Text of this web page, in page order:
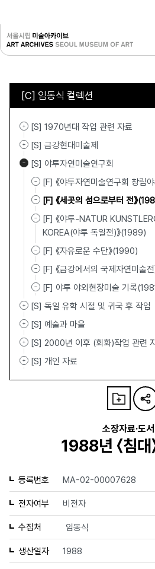
[C] 임동식 컬렉션
[S] 1970년대 작업 관련 자료
[S] 금강현대미술제
[S] 야투자연미술연구회
[F] 《야투자연미술연구회 창립
[F] 《세곳의 섬으로부터 전》
[F] 《야투-NATUR
KOREA(야투 독일전)》(1989)
[F] 《자유로운 수단》(1990)
[F] 《금강에서의 국제자연미술
[F] 야투 야외현장미술 기록
[S] 독일 유학 시절 및 귀국 후 작업
[S] 예술과 마을
[S] 2000년 이후 (회화)작업 관련
[S] 개인 자료
소장자료·도
1988년 〈침대
등록번호 MA-02-00007628
전자여부 비전자
수집처 임동식
생산일자 1988